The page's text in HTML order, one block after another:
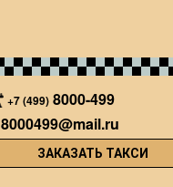
+7 (499) 8000-499
8000499@mail.ru
ЗАКАЗАТЬ ТАКСИ